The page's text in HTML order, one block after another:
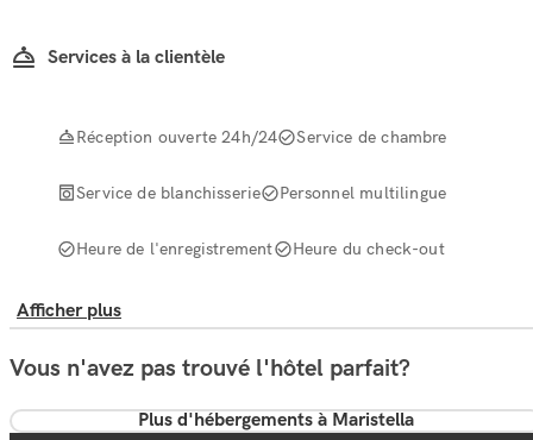
Services à la clientèle
Réception ouverte 24h/24 Service de chambre
Service de blanchisserie Personnel multilingue
Heure de l'enregistrement Heure du check-out
Afficher plus
Vous n'avez pas trouvé l'hôtel parfait?
Plus d'hébergements à Maristella